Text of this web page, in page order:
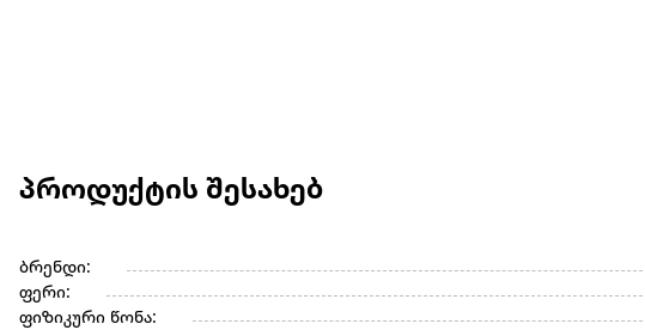
პროდუქტის შესახებ
ბრენდი:
ფერი:
ფიზიკური წონა: